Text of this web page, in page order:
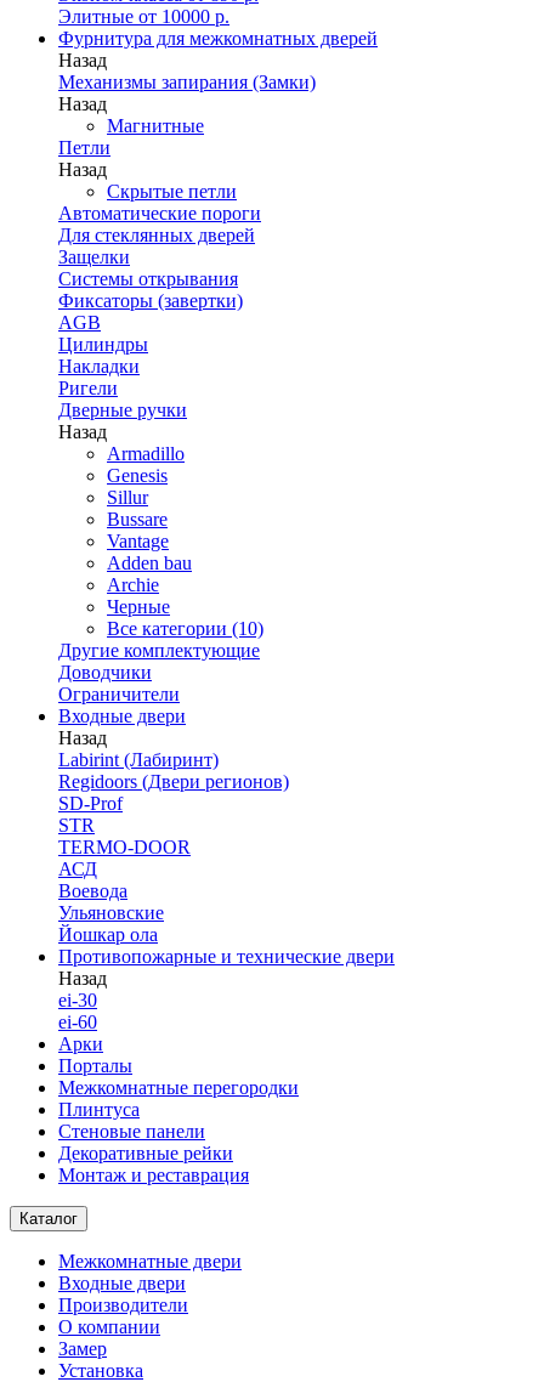
Элитные от 10000 р.
Фурнитура для межкомнатных дверей
Назад
Механизмы запирания (Замки)
Назад
Магнитные
Петли
Назад
Скрытые петли
Автоматические пороги
Для стеклянных дверей
Защелки
Системы открывания
Фиксаторы (завертки)
AGB
Цилиндры
Накладки
Ригели
Дверные ручки
Назад
Armadillo
Genesis
Sillur
Bussare
Vantage
Adden bau
Archie
Черные
Все категории (10)
Другие комплектующие
Доводчики
Ограничители
Входные двери
Назад
Labirint (Лабиринт)
Regidoors (Двери регионов)
SD-Prof
STR
TERMO-DOOR
АСД
Воевода
Ульяновские
Йошкар ола
Противопожарные и технические двери
Назад
ei-30
ei-60
Арки
Порталы
Межкомнатные перегородки
Плинтуса
Стеновые панели
Декоративные рейки
Монтаж и реставрация
Каталог
Межкомнатные двери
Входные двери
Производители
О компании
Замер
Установка